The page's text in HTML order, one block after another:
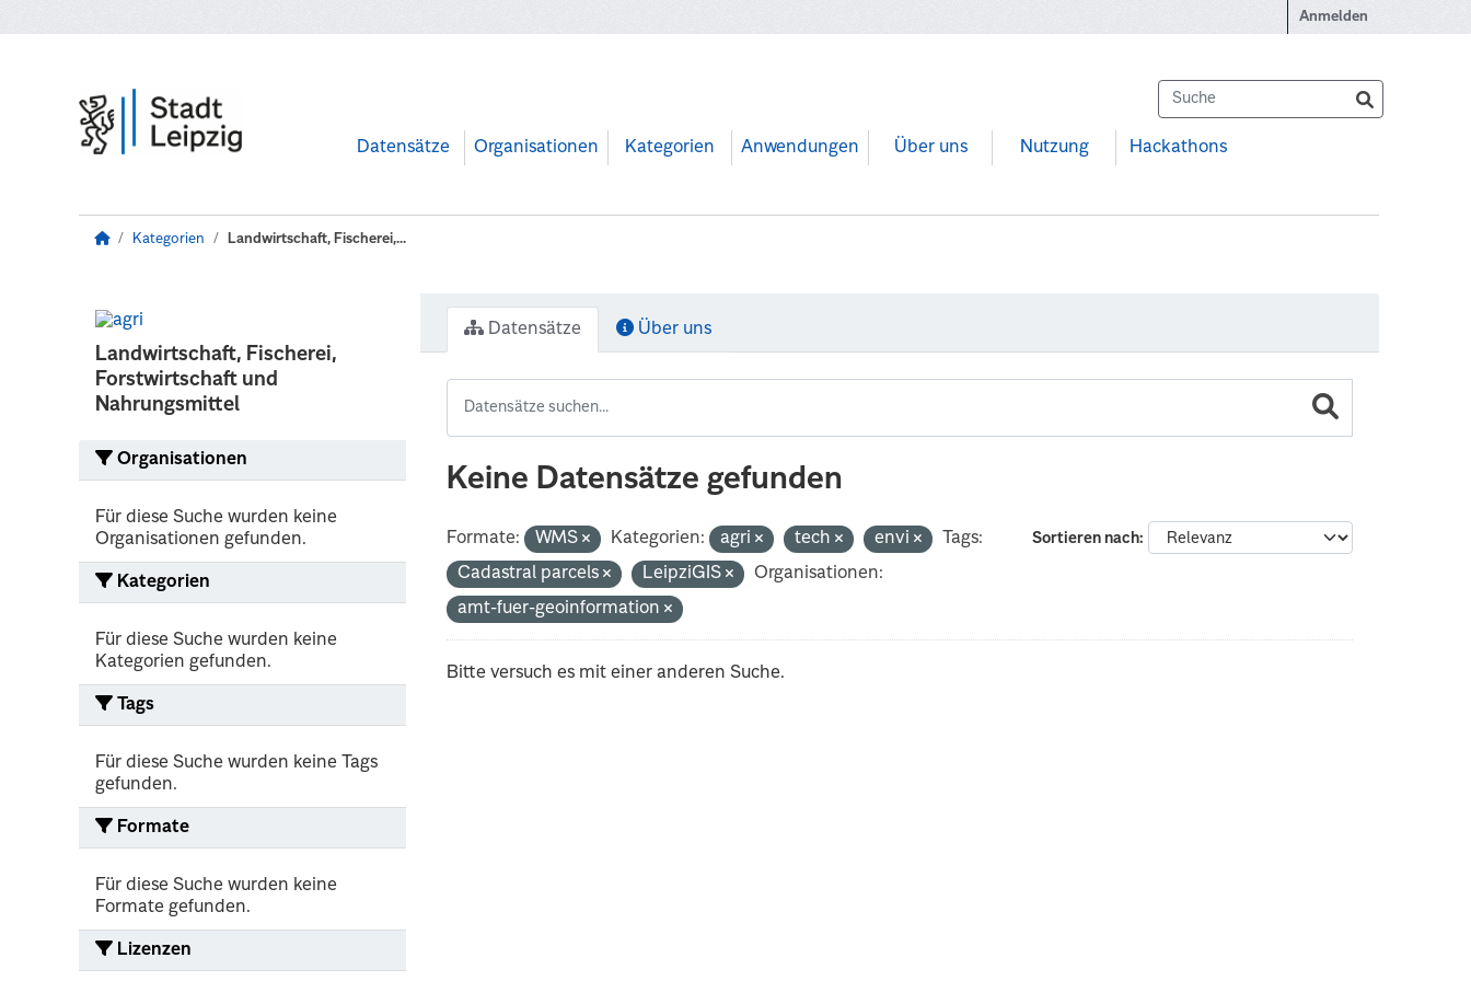
Anmelden
Datensätze Organisationen Kategorien Anwendungen Über uns Nutzung Hackathons
Kategorien Landwirtschaft, Fischerei,...
Landwirtschaft, Fischerei,
Forstwirtschaft und
Nahrungsmittel
Organisationen
Für diese Suche wurden keine
Organisationen gefunden.
Kategorien
Für diese Suche wurden keine
Kategorien gefunden.
Tags
Für diese Suche wurden keine Tags
gefunden.
Formate
Für diese Suche wurden keine
Formate gefunden.
Lizenzen
Datensätze Über uns
Keine Datensätze gefunden
Sortieren nach
Formate: WMS Kategorien: agri tech envi
Tags:
Cadastral parcels
LeipziGIS
Organisationen:
amt-fuer-geoinformation
Bitte versuch es mit einer anderen Suche.